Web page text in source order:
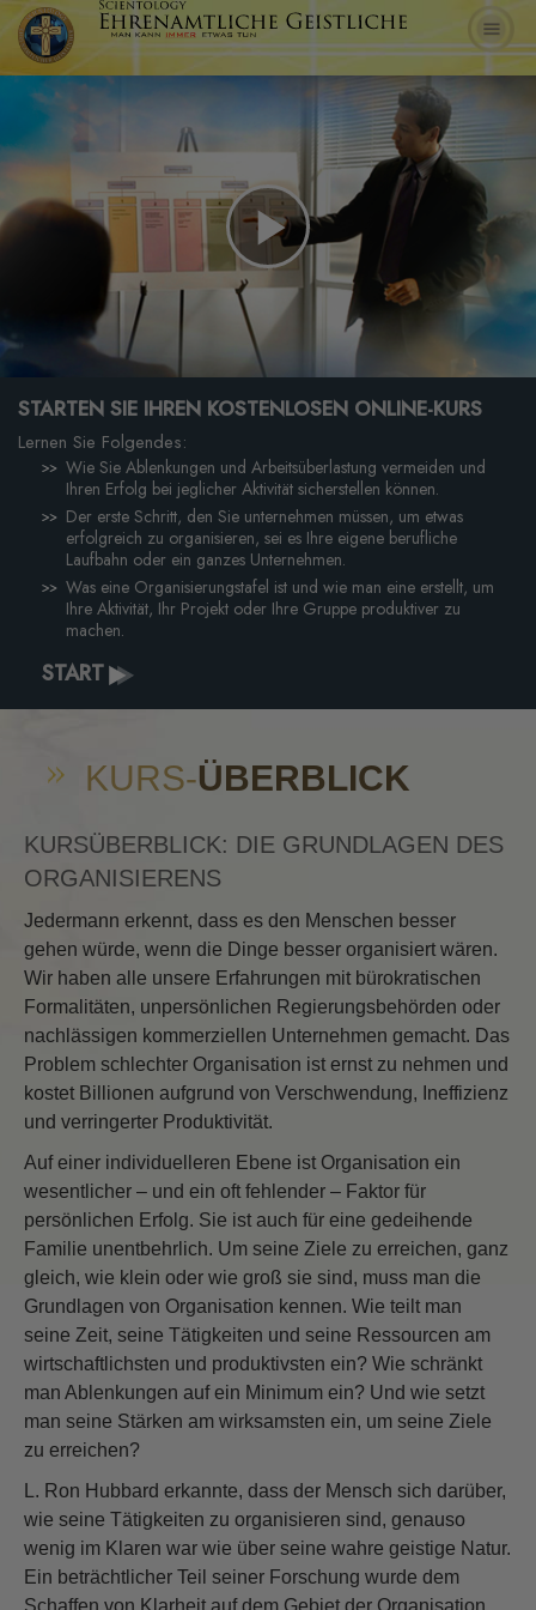
Play
Video
STARTEN SIE IHREN KOSTENLOSEN ONLINE-KURS
Lernen Sie Folgendes:
Wie Sie Ablenkungen und Arbeitsüberlastung vermeiden und
Ihren Erfolg bei jeglicher Aktivität sicherstellen können.
Der erste Schritt, den Sie unternehmen müssen, um etwas
erfolgreich zu organisieren, sei es Ihre eigene berufliche
Laufbahn oder ein ganzes Unternehmen.
Was eine Organisierungstafel ist und wie man eine erstellt, um
Ihre Aktivität, Ihr Projekt oder Ihre Gruppe produktiver zu
machen.
START
KURS-ÜBERBLICK
KURSÜBERBLICK: DIE GRUNDLAGEN DES
ORGANISIERENS
Jedermann erkennt, dass es den Menschen besser
gehen würde, wenn die Dinge besser organisiert wären.
Wir haben alle unsere Erfahrungen mit bürokratischen
Formalitäten, unpersönlichen Regierungsbehörden oder
nachlässigen kommerziellen Unternehmen gemacht. Das
Problem schlechter Organisation ist ernst zu nehmen und
kostet Billionen aufgrund von Verschwendung, Ineffizienz
und verringerter Produktivität.
Auf einer individuelleren Ebene ist Organisation ein
wesentlicher – und ein oft fehlender – Faktor für
persönlichen Erfolg. Sie ist auch für eine gedeihende
Familie unentbehrlich. Um seine Ziele zu erreichen, ganz
gleich, wie klein oder wie groß sie sind, muss man die
Grundlagen von Organisation kennen. Wie teilt man
seine Zeit, seine Tätigkeiten und seine Ressourcen am
wirtschaftlichsten und produktivsten ein? Wie schränkt
man Ablenkungen auf ein Minimum ein? Und wie setzt
man seine Stärken am wirksamsten ein, um seine Ziele
zu erreichen?
L. Ron Hubbard erkannte, dass der Mensch sich darüber,
wie seine Tätigkeiten zu organisieren sind, genauso
wenig im Klaren war wie über seine wahre geistige Natur.
Ein beträchtlicher Teil seiner Forschung wurde dem
Schaffen von Klarheit auf dem Gebiet der Organisation